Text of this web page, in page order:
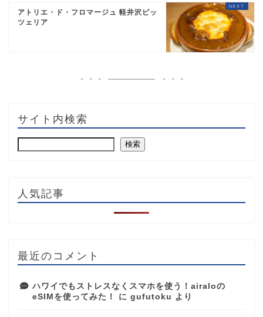
アトリエ・ド・フロマージュ 軽井沢ピッ
ツェリア
サイト内検索
検索
人気記事
最近のコメント
ハワイでもストレスなくスマホを使う！airaloの
eSIMを使ってみた！
に gufutoku より